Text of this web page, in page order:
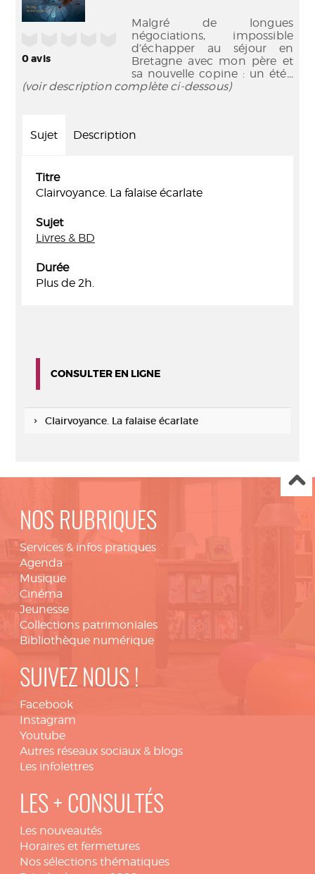
0avis
Malgré de longues
négociations, impossible
d’échapper au séjour en
Bretagne avec mon père et
sa nouvelle copine : un été...
(voir description complète ci-dessous)
Sujet Description
Titre
Clairvoyance. La falaise écarlate
Sujet
Livres & BD
Durée
Plus de 2h.
CONSULTER EN LIGNE
Clairvoyance. La falaise écarlate
NOS RUBRIQUES
Services & infos pratiques
Agenda
Musique
Cinéma
Jeunesse
Collections patrimoniales
Bibliothèque numérique
SUIVEZ NOUS !
Facebook
Instagram
Youtube
Autres réseaux sociaux & blogs
Les infolettres
LES + CONSULTÉS
Les nouveautés
Horaires et fermetures
Nos sélections thématiques